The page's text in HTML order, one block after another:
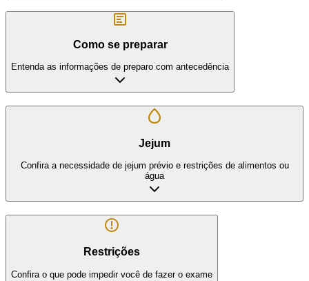
Como se preparar
Entenda as informações de preparo com antecedência
Jejum
Confira a necessidade de jejum prévio e restrições de alimentos ou
água
Restrições
Confira o que pode impedir você de fazer o exame